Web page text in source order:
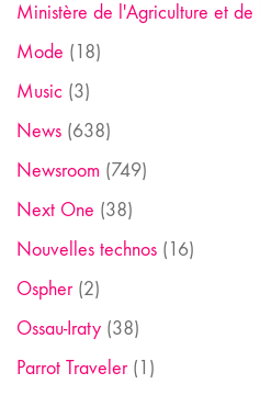
Ministère de l'Agriculture et de
Mode (18)
Music (3)
News (638)
Newsroom (749)
Next One (38)
Nouvelles technos (16)
Ospher(2)
Ossau-Iraty (38)
Parrot Traveler(1)